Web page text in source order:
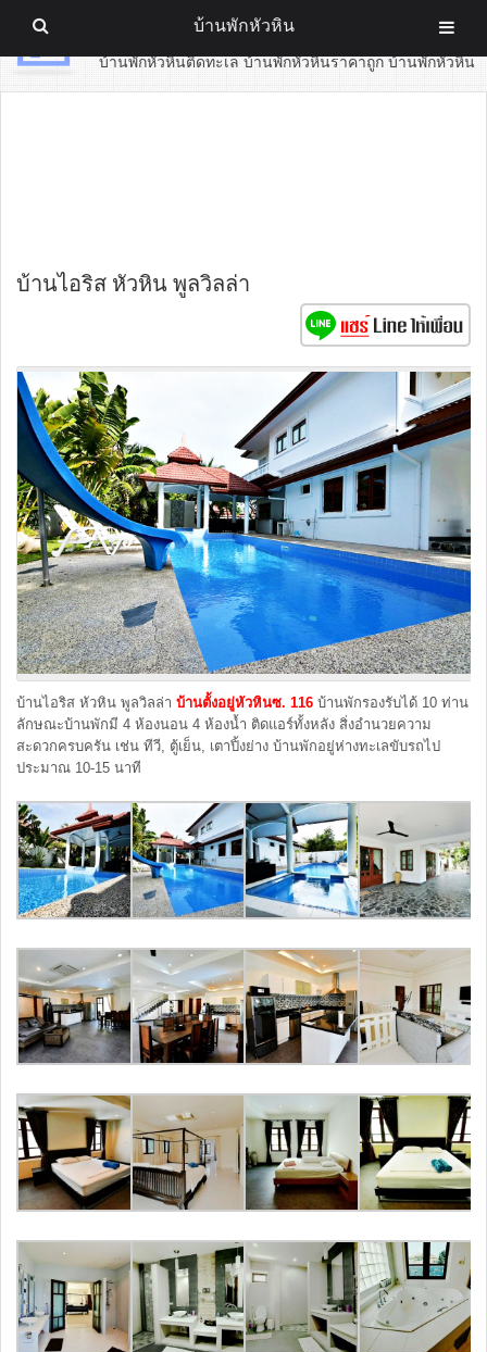
บ้านพักหัวหิน
บ้านพักหัวหินติดทะเล บ้านพักหัวหินราคาถูก บ้านพักหัวหิน
บ้านไอริส หัวหิน พูลวิลล่า
บ้านไอริส หัวหิน พูลวิลล่า บ้านตั้งอยู่หัวหินซ. 116 บ้านพักรองรับได้ 10 ท่าน
ลักษณะบ้านพักมี 4 ห้องนอน 4 ห้องน้ำ ติดแอร์ทั้งหลัง สิ่งอำนวยความ
สะดวกครบครัน เช่น ทีวี, ตู้เย็น, เตาปิ้งย่าง บ้านพักอยู่ห่างทะเลขับรถไป
ประมาณ 10-15 นาที
บ้านพักหัวหิน